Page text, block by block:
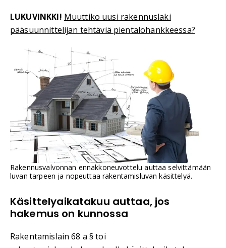
LUKUVINKKI! Muuttiko uusi rakennuslaki
pääsuunnittelijan tehtäviä pientalohankkeessa?
Rakennusvalvonnan ennakkoneuvottelu auttaa selvittämään
luvan tarpeen ja nopeuttaa rakentamisluvan käsittelyä.
Käsittelyaikatakuu auttaa, jos
hakemus on kunnossa
Rakentamislain 68 a § toi